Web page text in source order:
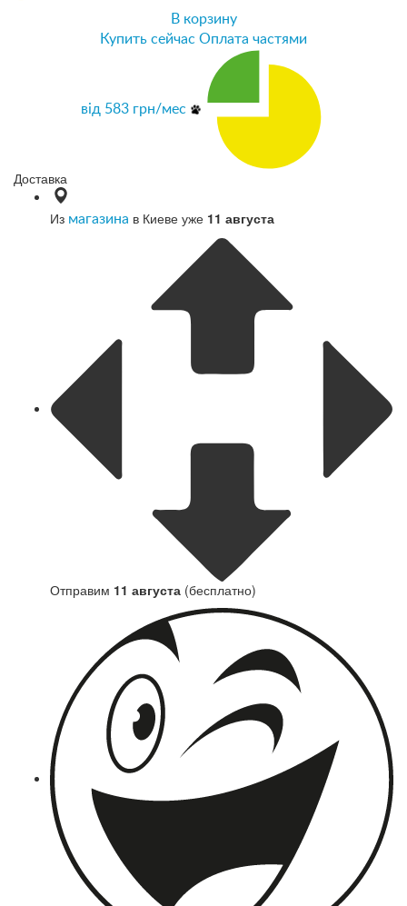
В корзину
Купить сейчас Оплата частями
від 583 грн/мес
Доставка
Из магазина в Киеве уже 11 августа
Отправим 11 августа (бесплатно)